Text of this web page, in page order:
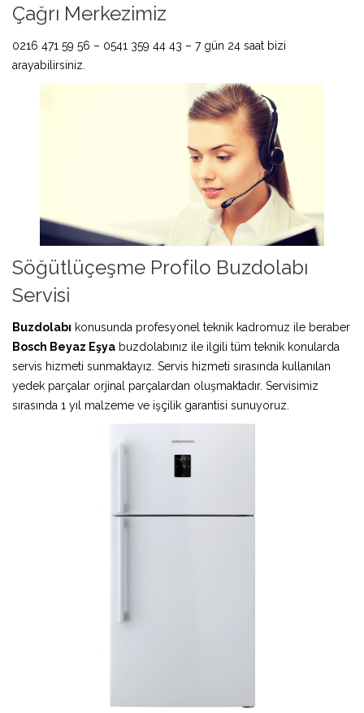
Çağrı Merkezimiz
0216 471 59 56 – 0541 359 44 43 – 7 gün 24 saat bizi
arayabilirsiniz.
Söğütlüçeşme Profilo Buzdolabı
Servisi
Buzdolabı konusunda profesyonel teknik kadromuz ile beraber
Bosch Beyaz Eşya buzdolabınız ile ilgili tüm teknik konularda
servis hizmeti sunmaktayız. Servis hizmeti sırasında kullanılan
yedek parçalar orjinal parçalardan oluşmaktadır. Servisimiz
sırasında 1 yıl malzeme ve işçilik garantisi sunuyoruz.